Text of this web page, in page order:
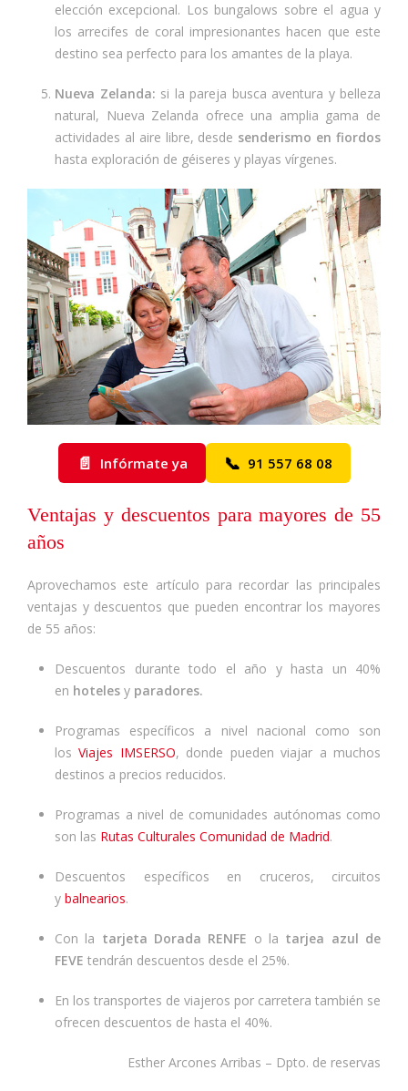
elección excepcional. Los bungalows sobre el agua y
los arrecifes de coral impresionantes hacen que este
destino sea perfecto para los amantes de la playa.
Nueva Zelanda: si la pareja busca aventura y belleza
natural, Nueva Zelanda ofrece una amplia gama de
actividades al aire libre, desde senderismo en fiordos
hasta exploración de géiseres y playas vírgenes.
📄 Infórmate ya 📞 91 557 68 08
Ventajas y descuentos para mayores de 55
años
Aprovechamos este artículo para recordar las principales
ventajas y descuentos que pueden encontrar los mayores
de 55 años:
Descuentos durante todo el año y hasta un 40%
en hoteles y paradores.
Programas específicos a nivel nacional como son
losViajes IMSERSO, donde pueden viajar a muchos
destinos a precios reducidos.
Programas a nivel de comunidades autónomas como
son las Rutas Culturales Comunidad de Madrid.
Descuentos específicos en cruceros, circuitos
y balnearios.
Con la tarjeta Dorada RENFE o la tarjea azul de
FEVE tendrán descuentos desde el 25%.
En los transportes de viajeros por carretera también se
ofrecen descuentos de hasta el 40%.
Esther Arcones Arribas – Dpto. de reservas